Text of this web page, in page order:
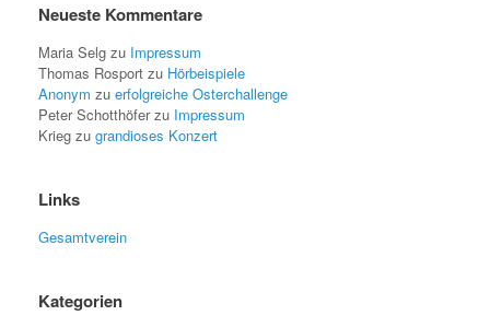
Neueste Kommentare
Maria Selg zu Impressum
Thomas Rosport zu Hörbeispiele
Anonym zu erfolgreiche Osterchallenge
Peter Schotthöferzu Impressum
Krieg zu grandioses Konzert
Links
Gesamtverein
Kategorien